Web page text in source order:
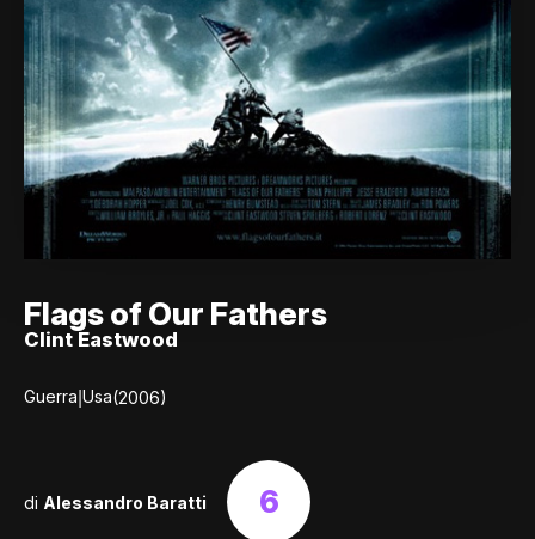
Flags of Our Fathers
Clint Eastwood
Guerra|Usa(2006)
di Alessandro Baratti 6